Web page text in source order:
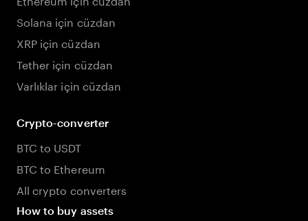
Solana için cüzdan
XRP için cüzdan
Tether için cüzdan
Varlıklar için cüzdan
Crypto-converter
BTC to USDT
BTC to Ethereum
All crypto converters
How to buy assets